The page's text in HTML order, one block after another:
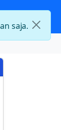
saja.